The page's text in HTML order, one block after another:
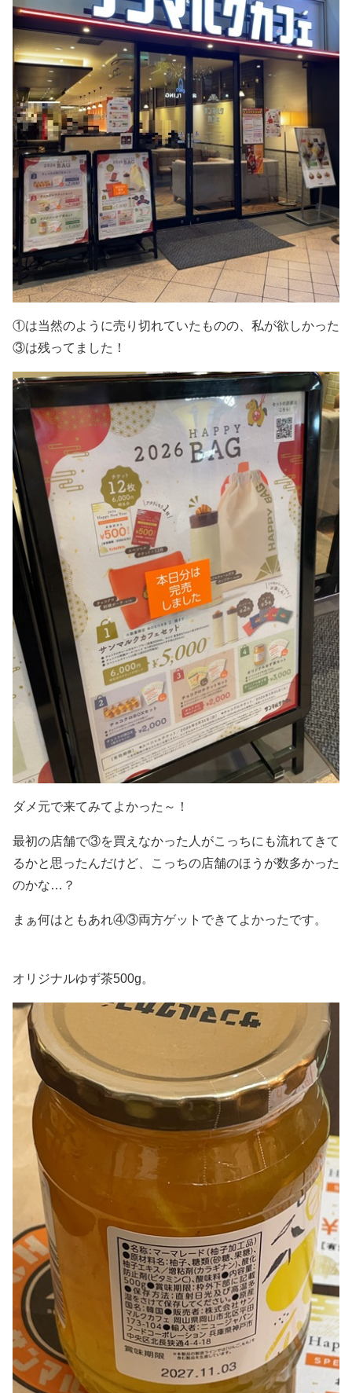
①は当然のように売り切れていたものの、私が欲しかった
③は残ってました！
ダメ元で来てみてよかった～！
最初の店舗で③を買えなかった人がこっちにも流れてきて
るかと思ったんだけど、こっちの店舗のほうが数多かった
のかな…？
まぁ何はともあれ④③両方ゲットできてよかったです。
オリジナルゆず茶500g。